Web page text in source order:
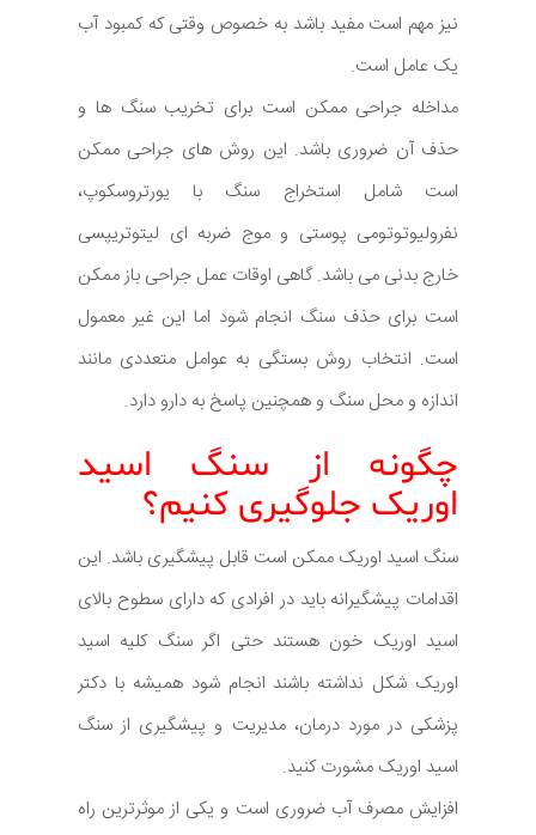
نیز مهم است مفید باشد به خصوص وقتی که کمبود آب
یک عامل است.
مداخله جراحی ممکن است برای تخریب سنگ ها و
حذف آن ضروری باشد. این روش های جراحی ممکن
است شامل استخراج سنگ با یورتروسکوپ،
نفرولیوتوتومی پوستی و موج ضربه ای لیتوتریپسی
خارج بدنی می باشد. گاهی اوقات عمل جراحی باز ممکن
است برای حذف سنگ انجام شود اما این غیر معمول
است. انتخاب روش بستگی به عوامل متعددی مانند
اندازه و محل سنگ و همچنین پاسخ به دارو دارد.
چگونه از سنگ اسید
اوریک جلوگیری کنیم؟
سنگ اسید اوریک ممکن است قابل پیشگیری باشد. این
اقدامات پیشگیرانه باید در افرادی که دارای سطوح بالای
اسید اوریک خون هستند حتی اگر سنگ کلیه اسید
اوریک شکل نداشته باشند انجام شود همیشه با دکتر
پزشکی در مورد درمان، مدیریت و پیشگیری از سنگ
اسید اوریک مشورت کنید.
افزایش مصرف آب ضروری است و یکی از موثرترین راه